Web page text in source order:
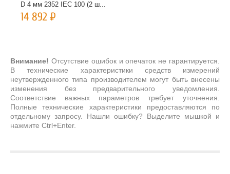
D 4 мм 2352 IEC 100 (2 ш...
14 892Р
Внимание! Отсутствие ошибок и опечаток не гарантируется.
В технические характеристики средств измерений
неутвержденного типа производителем могут быть внесены
изменения без предварительного уведомления.
Соответствие важных параметров требует уточнения.
Полные технические характеристики предоставляются по
отдельному запросу. Нашли ошибку? Выделите мышкой и
нажмите Ctrl+Enter.